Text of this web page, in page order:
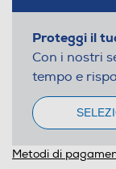
Proteggi il
Con i nostri
tempo e
Metodi di